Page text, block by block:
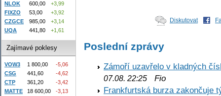
Diskutovat
Poslední zprávy
Zámoří uzavřelo v kladných
07.08. 22:25 Fio
Frankfurtská burza zakončuje
NLOK
600,00
+3,99
FIXZO
53,00
+3,92
CZGCE
985,00
+3,14
UQA
441,80 +1,61
Zajímavé poklesy
VOW3 1 800,00
-5,06
CSG
441,60
-4,62
CTP
361,20
-3,42
MATTE
18 600,00
-3,13